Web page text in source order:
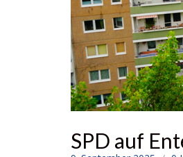
SPD auf